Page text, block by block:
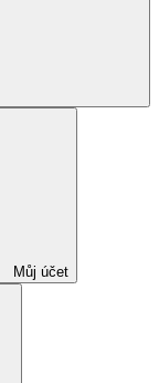
Můj účet